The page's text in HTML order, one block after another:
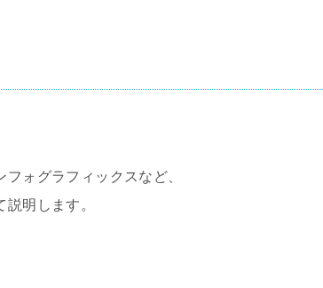
ォグラフィックスなど、
明します。